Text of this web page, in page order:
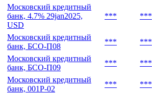
Московский кредитный
банк, 4.7% 29jan2025,
USD
*** ***
Московский кредитный
банк, БСО-П08
*** ***
Московский кредитный
банк, БСО-П09
*** ***
Московский кредитный
банк, 001P-02
*** ***